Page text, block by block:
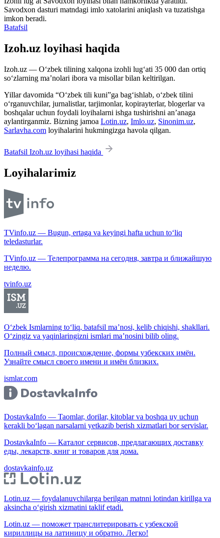
Savodxon dasturi matndagi imlo xatolarini aniqlash va tuzatishga
imkon beradi.
Batafsil
Izoh.uz loyihasi haqida
Izoh.uz — O‘zbek tilining xalqona izohli lug‘ati 35 000 dan ortiq
so‘zlarning ma’nolari ibora va misollar bilan keltirilgan.
Yillar davomida “O‘zbek tili kuni”ga bag‘ishlab, o‘zbek tilini
o‘rganuvchilar, jurnalistlar, tarjimonlar, kopirayterlar, blogerlar va
boshqalar uchun foydali loyihalarni ishga tushirishni an’anaga
aylantirganmiz. Bizning jamoa Lotin.uz, Imlo.uz, Sinonim.uz,
Sarlavha.com loyihalarini hukmingizga havola qilgan.
Batafsil Izoh.uz loyihasi haqida
Loyihalarimiz
TVinfo.uz — Bugun, ertaga va keyingi hafta uchun to‘liq
teledasturlar.
TVinfo.uz — Телепрограмма на сегодня, завтра и ближайшую
неделю.
tvinfo.uz
O‘zbek Ismlarning to‘liq, batafsil ma’nosi, kelib chiqishi, shakllari.
O‘zingiz va yaqinlaringizni ismlari ma’nosini bilib oling.
Полный смысл, происхождение, формы узбекских имён.
Узнайте смысл своего имени и имён близких.
ismlar.com
DostavkaInfo — Taomlar, dorilar, kitoblar va boshqa uy uchun
kerakli bo‘lagan narsalarni yetkazib berish xizmatlari bor servislar.
DostavkaInfo — Каталог сервисов, предлагающих доставку
еды, лекарств, книг и товаров для дома.
dostavkainfo.uz
Lotin.uz — foydalanuvchilarga berilgan matnni lotindan kirillga va
aksincha o‘girish xizmatini taklif etadi.
Lotin.uz — поможет транслитерировать с узбекской
кириллицы на латиницу и обратно. Легко!